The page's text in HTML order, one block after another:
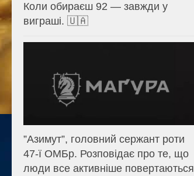
Коли обираєш 92 — завжди у
виграші. 🇺🇦
⁨”Азимут”, головний сержант роти
47-ї ОМБр. Розповідає про те, що
люди все активніше повертаються